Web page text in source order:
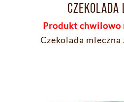
CZEKOLADA
Produkt chwilowo
Czekolada